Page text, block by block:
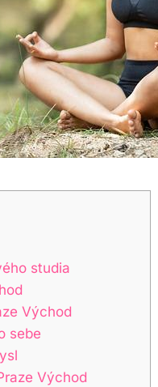
studia
Východ
sebe
Východ